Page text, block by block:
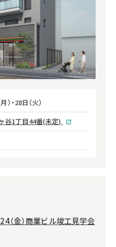
・28日（火）
谷1丁目44番(未定)
24（金）商業ビル竣工見学会